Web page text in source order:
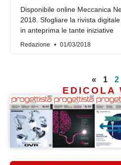
Disponibile online Meccanica
2018. Sfogliare la rivista
in anteprima le tante iniziative
Redazione 01/03/2018
« 1 2
EDICOLA